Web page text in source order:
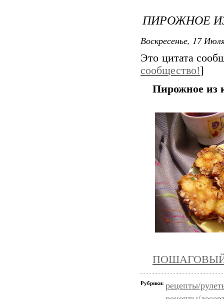
ПИРОЖНОЕ
Воскресенье, 17
Это цитата
сообщество!]
Пирожное из
Рубрики: рецепты/